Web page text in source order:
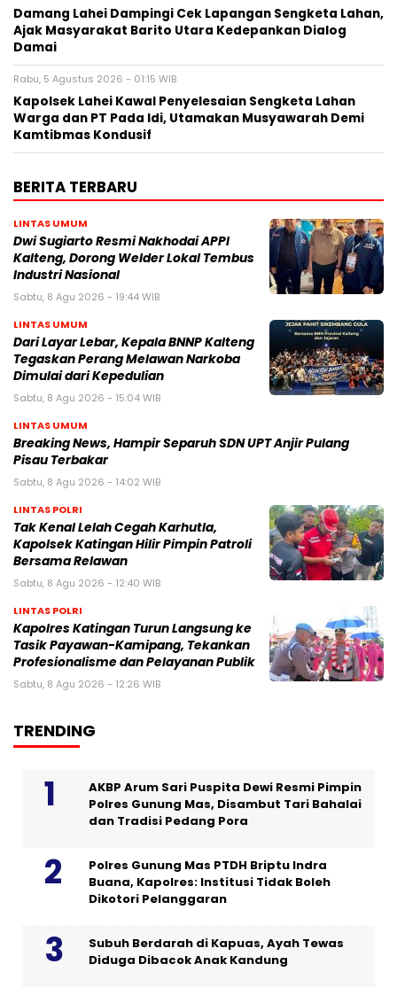
Damang Lahei Dampingi Cek Lapangan Sengketa Lahan,
Ajak Masyarakat Barito Utara Kedepankan Dialog
Damai
Rabu, 5 Agustus 2026 - 01:15 WIB
Kapolsek Lahei Kawal Penyelesaian Sengketa Lahan
Warga dan PT Pada Idi, Utamakan Musyawarah Demi
Kamtibmas Kondusif
BERITA TERBARU
LINTAS UMUM
Dwi Sugiarto Resmi Nakhodai APPI
Kalteng, Dorong Welder Lokal Tembus
Industri Nasional
Sabtu, 8 Agu 2026 - 19:44 WIB
LINTAS UMUM
Dari Layar Lebar, Kepala BNNP Kalteng
Tegaskan Perang Melawan Narkoba
Dimulai dari Kepedulian
Sabtu, 8 Agu 2026 - 15:04 WIB
LINTAS UMUM
Breaking News, Hampir Separuh SDN UPT Anjir Pulang
Pisau Terbakar
Sabtu, 8 Agu 2026 - 14:02 WIB
LINTAS POLRI
Tak Kenal Lelah Cegah Karhutla,
Kapolsek Katingan Hilir Pimpin Patroli
Bersama Relawan
Sabtu, 8 Agu 2026 - 12:40 WIB
LINTAS POLRI
Kapolres Katingan Turun Langsung ke
Tasik Payawan-Kamipang, Tekankan
Profesionalisme dan Pelayanan Publik
Sabtu, 8 Agu 2026 - 12:26 WIB
TRENDING
AKBP Arum Sari Puspita Dewi Resmi Pimpin
Polres Gunung Mas, Disambut Tari Bahalai
dan Tradisi Pedang Pora
Polres Gunung Mas PTDH Briptu Indra
Buana, Kapolres: Institusi Tidak Boleh
Dikotori Pelanggaran
Subuh Berdarah di Kapuas, Ayah Tewas
Diduga Dibacok Anak Kandung